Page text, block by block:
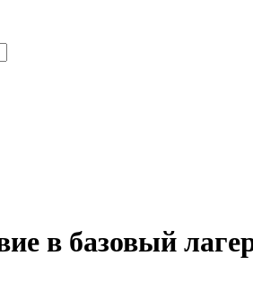
в базовый